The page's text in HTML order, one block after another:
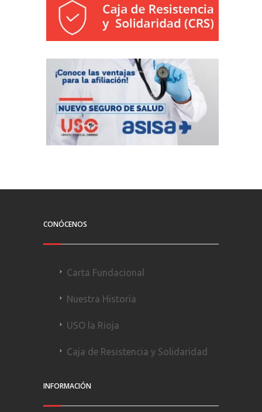
CONÓCENOS
Carta Fundacional
Nuestra Historia
USO la Rioja
Caja de Resistencia y Solidaridad
INFORMACIÓN